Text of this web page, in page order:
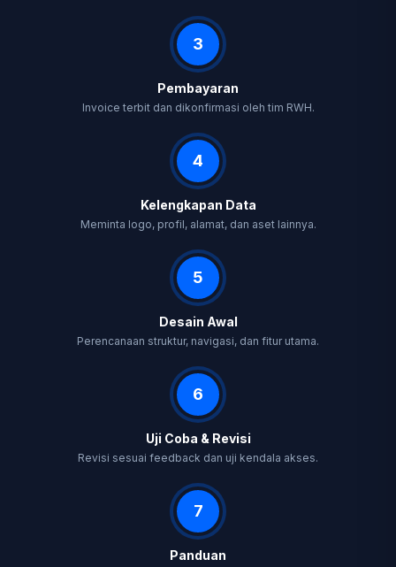
3
Pembayaran
Invoice terbit dan dikonfirmasi oleh tim RWH.
4
Kelengkapan Data
Meminta logo, profil, alamat, dan aset lainnya.
5
Desain Awal
Perencanaan struktur, navigasi, dan fitur utama.
6
Uji Coba & Revisi
Revisi sesuai feedback dan uji kendala akses.
7
Panduan